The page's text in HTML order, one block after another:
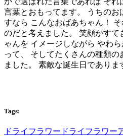
言葉とおもってます。 うちのお
すなら こんなおばあちゃん！
のだと考えました。 笑顔がすて
ゃんを イメージしながら やわ
って、 そしてたくさんの種類
ました。 素敵な誕生日でありま
Tags:
ドライフラワー ドライフラワー